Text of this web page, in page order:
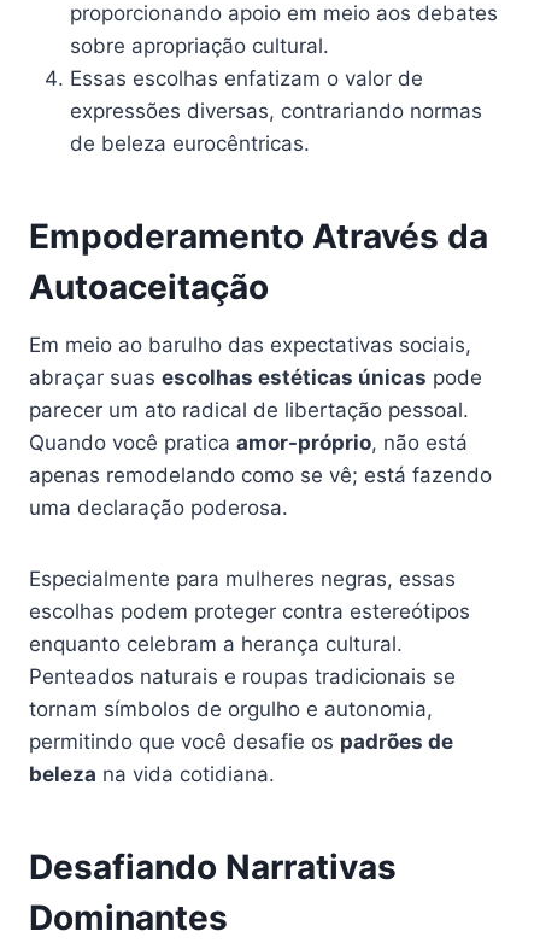
proporcionando apoio em meio aos debates
sobre apropriação cultural.
Essas escolhas enfatizam o valor de
expressões diversas, contrariando normas
de beleza eurocêntricas.
Empoderamento Através da
Autoaceitação
Em meio ao barulho das expectativas sociais,
abraçar suas escolhas estéticas únicas pode
parecer um ato radical de libertação pessoal.
Quando você pratica amor-próprio, não está
apenas remodelando como se vê; está fazendo
uma declaração poderosa.
Especialmente para mulheres negras, essas
escolhas podem proteger contra estereótipos
enquanto celebram a herança cultural.
Penteados naturais e roupas tradicionais se
tornam símbolos de orgulho e autonomia,
permitindo que você desafie os padrões de
beleza na vida cotidiana.
Desafiando Narrativas
Dominantes